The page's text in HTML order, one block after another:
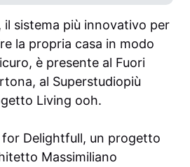
il sistema più innovativo per
la propria casa in modo
è presente al Fuori
al Superstudiopiù
Living ooh.
Delightfull, un progetto
Massimiliano